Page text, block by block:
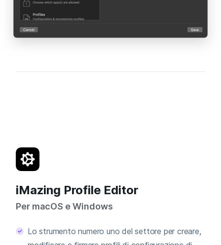
iMazing Profile Editor
Per macOS e Windows
Lo strumento numero uno del settore per creare,